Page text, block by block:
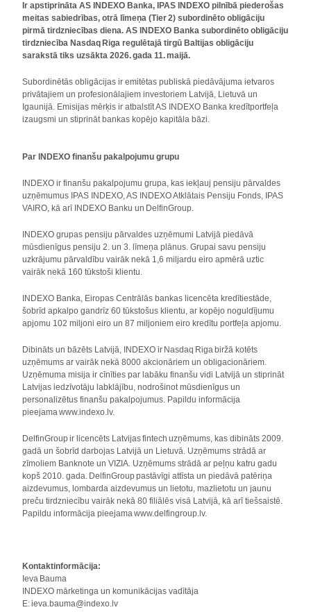
Ir apstiprināta AS INDEXO Banka, IPAS INDEXO pilnībā piederošas
meitas sabiedrības, otrā līmeņa (Tier 2) subordinēto obligāciju
pirmā tirdzniecības diena. AS INDEXO Banka subordinēto obligāciju
tirdzniecība Nasdaq Riga regulētajā tirgū Baltijas obligāciju
sarakstā tiks uzsākta 2026. gada 11. maijā.
Subordinētās obligācijas ir emitētas publiskā piedāvājuma ietvaros
privātajiem un profesionālajiem investoriem Latvijā, Lietuvā un
Igaunijā. Emisijas mērķis ir atbalstīt AS INDEXO Banka kredītportfeļa
izaugsmi un stiprināt bankas kopējo kapitāla bāzi.
Par INDEXO finanšu pakalpojumu grupu
INDEXO ir finanšu pakalpojumu grupa, kas iekļauj pensiju pārvaldes
uzņēmumus IPAS INDEXO, AS INDEXO Atklātais Pensiju Fonds, IPAS
VAIRO, kā arī INDEXO Banku un DelfinGroup.
INDEXO grupas pensiju pārvaldes uzņēmumi Latvijā piedāvā
mūsdienīgus pensiju 2. un 3. līmeņa plānus. Grupai savu pensiju
uzkrājumu pārvaldību vairāk nekā 1,6 miljardu eiro apmērā uztic
vairāk nekā 160 tūkstoši klientu.
INDEXO Banka, Eiropas Centrālās bankas licencēta kredītiestāde,
šobrīd apkalpo gandrīz 60 tūkstošus klientu, ar kopējo noguldījumu
apjomu 102 miljoni eiro un 87 miljoniem eiro kredītu portfeļa apjomu.
Dibināts un bāzēts Latvijā, INDEXO ir Nasdaq Riga biržā kotēts
uzņēmums ar vairāk nekā 8000 akcionāriem un obligacionāriem.
Uzņēmuma misija ir cīnīties par labāku finanšu vidi Latvijā un stiprināt
Latvijas iedzīvotāju labklājību, nodrošinot mūsdienīgus un
personalizētus finanšu pakalpojumus. Papildu informācija
pieejama www.indexo.lv.
DelfinGroup ir licencēts Latvijas fintech uzņēmums, kas dibināts 2009.
gadā un šobrīd darbojas Latvijā un Lietuvā. Uzņēmums strādā ar
zīmoliem Banknote un VIZIA. Uzņēmums strādā ar peļņu katru gadu
kopš 2010. gada. DelfinGroup pastāvīgi attīsta un piedāvā patēriņa
aizdevumus, lombarda aizdevumus un lietotu, mazlietotu un jaunu
preču tirdzniecību vairāk nekā 80 filiālēs visā Latvijā, kā arī tiešsaistē.
Papildu informācija pieejama www.delfingroup.lv.
Kontaktinformācija:
Ieva Bauma
INDEXO mārketinga un komunikācijas vadītāja
E: ieva.bauma@indexo.lv